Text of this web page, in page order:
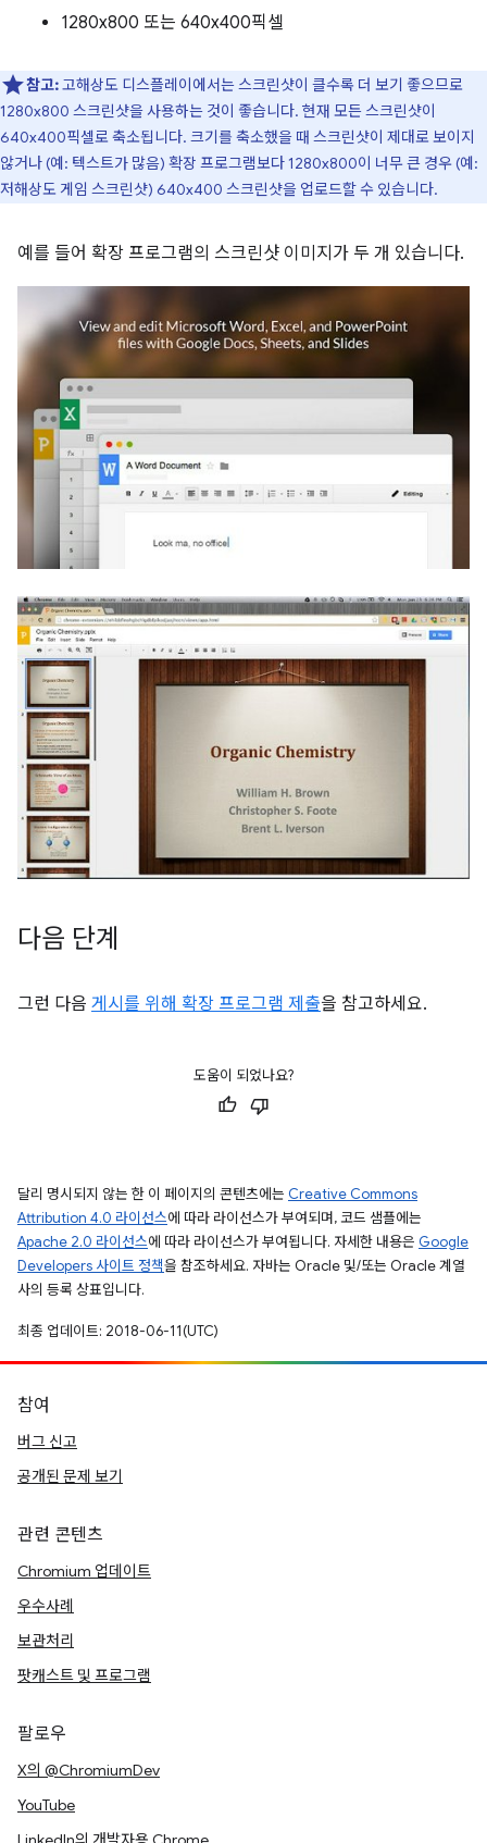
1280x800 또는 640x400픽셀
참고:고해상도 디스플레이에서는 스크린샷이 클수록 더 보기 좋으므로
1280x800 스크린샷을 사용하는 것이 좋습니다. 현재 모든 스크린샷이
640x400픽셀로 축소됩니다. 크기를 축소했을 때 스크린샷이 제대로 보이지
않거나 (예: 텍스트가 많음) 확장 프로그램보다 1280x800이 너무 큰 경우 (예:
저해상도 게임 스크린샷) 640x400 스크린샷을 업로드할 수 있습니다.
예를 들어 확장 프로그램의 스크린샷 이미지가 두 개 있습니다.
다음 단계
그런 다음 게시를 위해 확장 프로그램 제출을 참고하세요.
도움이 되었나요?
달리 명시되지 않는 한 이 페이지의 콘텐츠에는 Creative Commons
Attribution 4.0 라이선스에 따라 라이선스가 부여되며, 코드 샘플에는
Apache 2.0 라이선스에 따라 라이선스가 부여됩니다. 자세한 내용은 Google
Developers 사이트 정책을 참조하세요. 자바는 Oracle 및/또는 Oracle 계열
사의 등록 상표입니다.
최종 업데이트: 2018-06-11(UTC)
참여
버그 신고
공개된 문제 보기
관련 콘텐츠
Chromium 업데이트
우수사례
보관처리
팟캐스트 및 프로그램
팔로우
X의 @ChromiumDev
YouTube